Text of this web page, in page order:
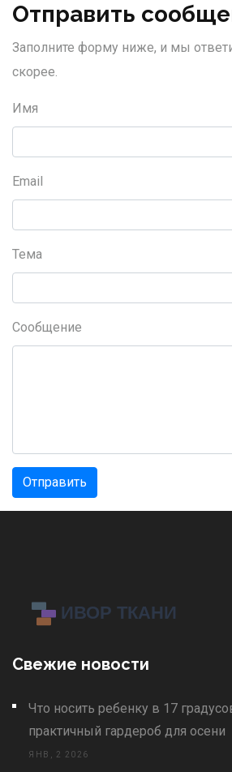
Отправить
Заполните форму ниже, и мы
скорее.
Имя
Email
Тема
Сообщение
Отправить
Свежие новости
Что носить ребенку в 17
практичный гардероб для осени
ЯНВ, 2 2026